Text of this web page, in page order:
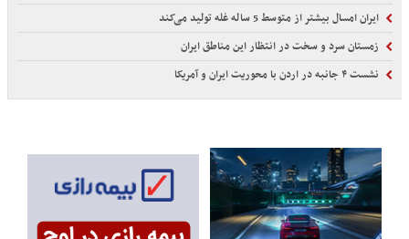
ایران امسال بیشتر از متوسط 5 ساله غله تولید می‌کند
زمستان سرد و سخت در انتظار این مناطق ایران
نشست ۴ جانبه در اردن با محوریت ایران و آمریکا